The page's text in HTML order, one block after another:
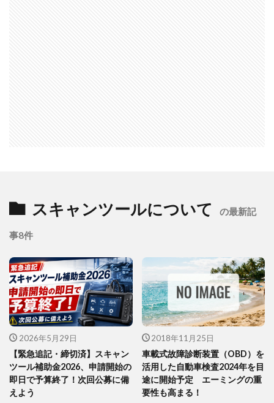
スキャンツールについて の最新記
事8件
2026年5月29日
【緊急追記・締切済】スキャン
ツール補助金2026、申請開始の
即日で予算終了！次回公募に備
えよう
2018年11月25日
車載式故障診断装置（OBD）を
活用した自動車検査2024年を目
途に開始予定 エーミングの重
要性も高まる！